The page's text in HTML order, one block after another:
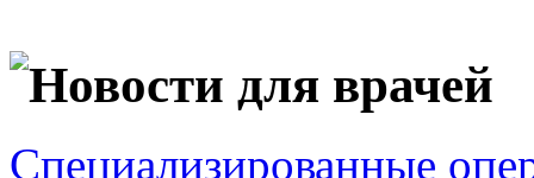
Новости для врачей
Специализированные